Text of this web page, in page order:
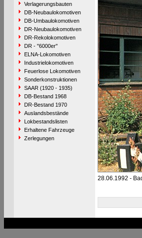
Verlagerungsbauten
DB-Neubaulokomotiven
DB-Umbaulokomotiven
DR-Neubaulokomotiven
DR-Rekolokomotiven
DR - "6000er"
ELNA-Lokomotiven
Industrielokomotiven
Feuerlose Lokomotiven
Sonderkonstruktionen
SAAR (1920 - 1935)
DB-Bestand 1968
DR-Bestand 1970
Auslandsbestände
Lokbestandslisten
Erhaltene Fahrzeuge
Zerlegungen
28.06.1992 -